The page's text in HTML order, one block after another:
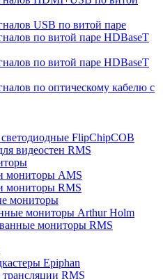
USB по витой паре
по витой паре HDBaseT
по витой паре HDBaseT
по оптическому кабелю с
FlipChipCOB
видеостен RMS
мониторы AMS
мониторы RMS
мониторы
мониторы Arthur Holm
мониторы RMS
Epiphan
RMS